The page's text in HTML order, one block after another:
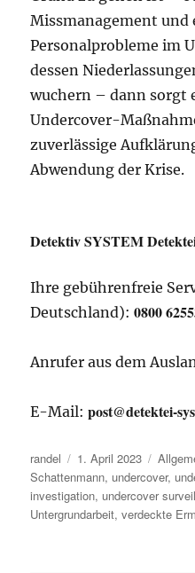
Missmanagement und
Personalprobleme im
dessen
wuchern – dann
Undercover-
zuverlässige
Abwendung der Krise.
Detektiv SYSTEM
Ihre gebührenfreie
Deutschland):0800
Anrufer aus dem
E-Mail:post@detektei-
Autor
randel
Veröffentlicht
am
1. April 2023
Schattenmann, undercover,
investigation, undercover
Untergrundarbeit,verdeckte